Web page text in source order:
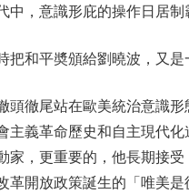
中，意識形庇的操作日居制
把和平奬頒給劉曉波，又是
頭徹尾站在歐美統治意識
主義革命歷史和自主現代
家，更重要的，他長期接
革開放政策誕生的「唯美